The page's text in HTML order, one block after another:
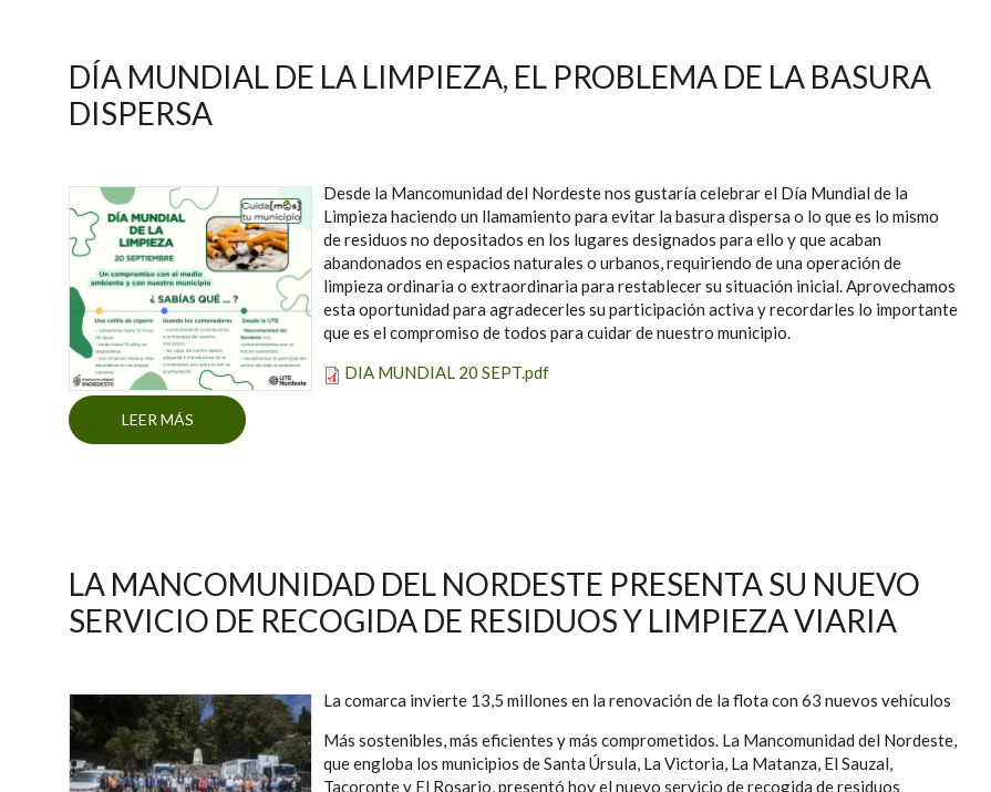
DÍA MUNDIAL DE LA LIMPIEZA, EL PROBLEMA DE LA BASURA
DISPERSA
Desde la Mancomunidad del Nordeste nos gustaría celebrar el Día Mundial de la
Limpieza haciendo un llamamiento para evitar la basura dispersa o lo que es lo mismo
de residuos no depositados en los lugares designados para ello y que acaban
abandonados en espacios naturales o urbanos, requiriendo de una operación de
limpieza ordinaria o extraordinaria para restablecer su situación inicial. Aprovechamos
esta oportunidad para agradecerles su participación activa y recordarles lo importante
que es el compromiso de todos para cuidar de nuestro municipio.
DIA MUNDIAL 20 SEPT.pdf
LEER MÁS SOBRE DÍA MUNDIAL DE LA LIMPIEZA, EL PROBLEMA DE LA BASURA DISPERSA
LA MANCOMUNIDAD DEL NORDESTE PRESENTA SU NUEVO
SERVICIO DE RECOGIDA DE RESIDUOS Y LIMPIEZA VIARIA
La comarca invierte 13,5 millones en la renovación de la flota con 63 nuevos vehículos
Más sostenibles, más eficientes y más comprometidos. La Mancomunidad del Nordeste,
que engloba los municipios de Santa Úrsula, La Victoria, La Matanza, El Sauzal,
Tacoronte y El Rosario, presentó hoy el nuevo servicio de recogida de residuos